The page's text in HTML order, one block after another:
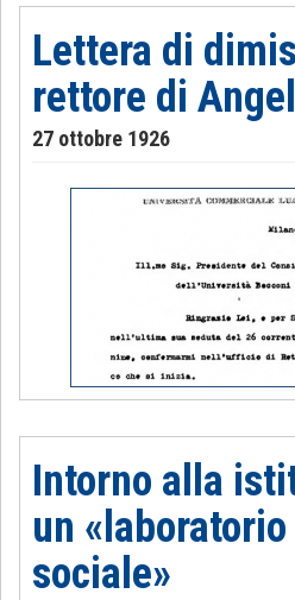
Lettera di
rettore di
27 ottobre 1926
Intorno alla
un
sociale»